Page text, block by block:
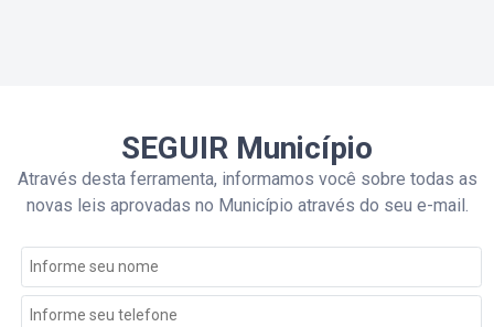
SEGUIR Município
Através desta ferramenta, informamos você sobre todas as
novas leis aprovadas no Município através do seu e-mail.